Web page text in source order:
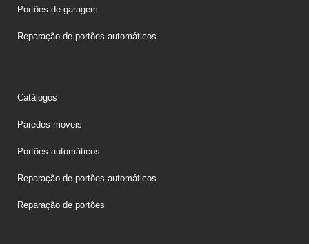
Portões de garagem
Reparação de portões automáticos
Catálogos
Paredes móveis
Portões automáticos
Reparação de portões automáticos
Reparação de portões